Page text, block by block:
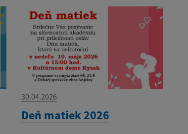
30.04.2026
Deň matiek 2026